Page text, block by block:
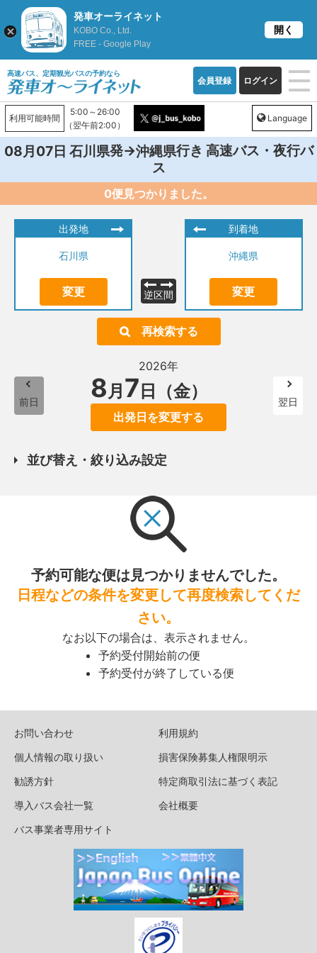
高速バス、定期観光バスの予約なら
会員登録 ログイン
利用可能時間
5:00～26:00
（翌午前2:00）
Language
08月07日 石川県発→沖縄県行き 高速バス・夜行バ
ス
0便見つかりました。
出発地
石川県
変更 逆区間
到着地
沖縄県
変更
再検索する
前日
2026年
8月 7 日（金）
出発日を変更する
翌日
並び替え・絞り込み設定
予約可能な便は見つかりませんでした。
日程などの条件を変更して再度検索してくだ
さい。
なお以下の場合は、表示されません。
予約受付開始前の便
予約受付が終了している便
お問い合わせ
利用規約
個人情報の取り扱い
損害保険募集人権限明示
勧誘方針
特定商取引法に基づく表記
導入バス会社一覧
会社概要
バス事業者専用サイト
発車オーライネット
KOBO Co., Ltd.
FREE - Google Play
開く